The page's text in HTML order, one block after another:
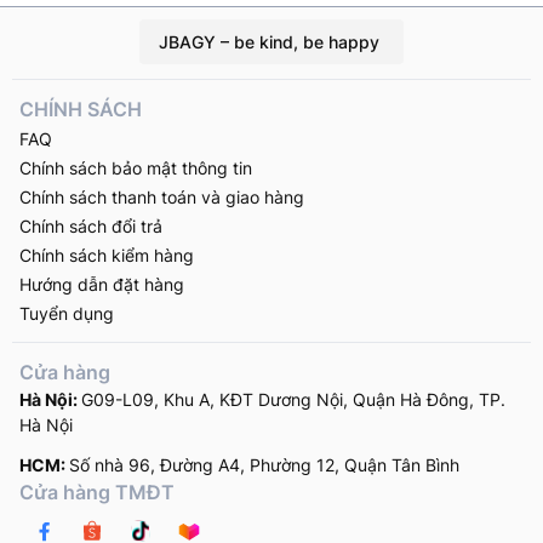
BILUXURY là thương hiệu
cấp, mang đậm phong
cách sang trọng và tinh
tế. […]
Facebook: https://
Khi nhắc đến những cửa
JBAGY – be kind, be happy
Cửa hàng
Hà Nội:G09-L09, Khu A, KĐT Dương Nội, Quận Hà Đông, TP.
Hà Nội
HCM: Số nhà 96, Đường A4, Phường 12, Quận Tân Bình
Cửa hàng TMĐT
CHÍNH SÁCH
FAQ
Chính sách bảo mật thông tin
Chính sách thanh toán và giao hàng
Chính sách đổi trả
Chính sách kiểm hàng
Hướng dẫn đặt hàng
Tuyển dụng